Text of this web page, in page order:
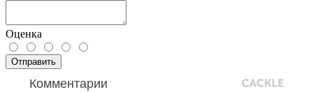
Оценка
Отправить
Комментарии